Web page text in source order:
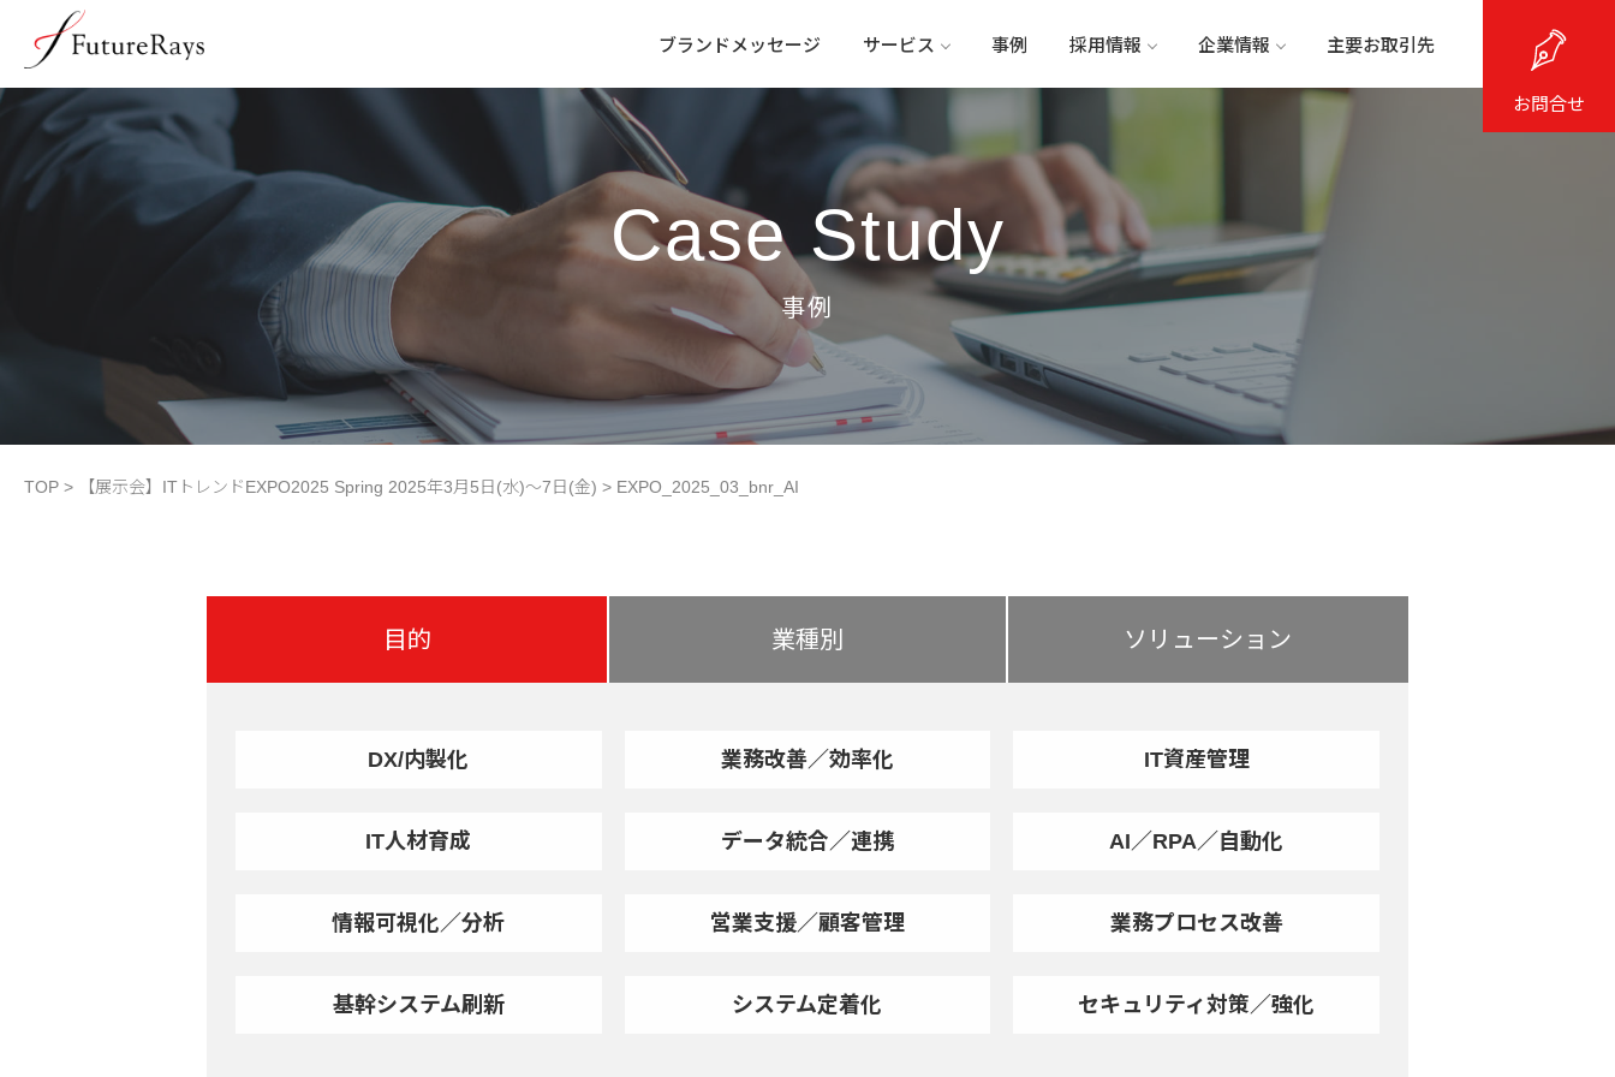
ブランドメッセージ サービス 事例 採用情報 企業情報 主要お取引先
お問合せ
Case Study
TOP > 【展示会】ITトレンドEXPO2025 Spring 2025年3月5日(水)～7日(金) > EXPO_2025_03_bnr_AI
目的 業種別 ソリューション
DX/内製化 業務改善／効率化 IT資産管理
IT人材育成 データ統合／連携 AI／RPA／自動化
情報可視化／分析 営業支援／顧客管理 業務プロセス改善
基幹システム刷新 システム定着化 セキュリティ対策／強化